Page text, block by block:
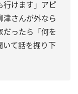
行けます」アピ
津さんが外なら
だったら「何を
いて話を掘り下